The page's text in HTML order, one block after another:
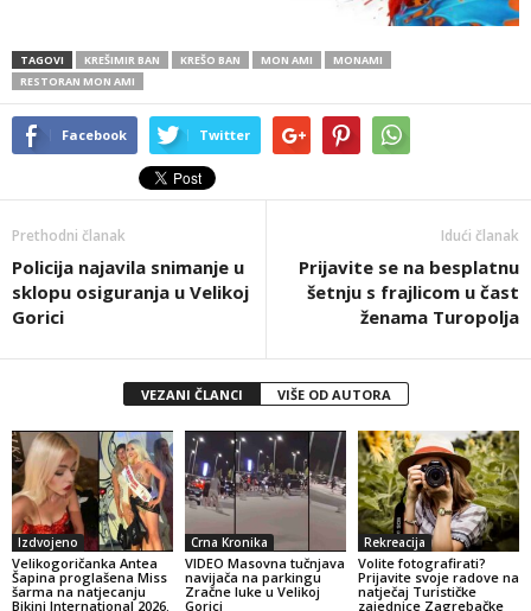
TAGOVI KREŠIMIR BAN KREŠO BAN MON AMI
MONAMI
RESTORAN MON AMI
Facebook Twitter
Prethodni članak
Policija najavila snimanje u
sklopu osiguranja u Velikoj
Gorici
Idući članak
Prijavite se na besplatnu
šetnju s frajlicom u čast
ženama Turopolja
VEZANI ČLANCI VIŠE OD AUTORA
Izdvojeno
Velikogoričanka Antea
Šapina proglašena Miss
šarma na natjecanju
Bikini International 2026.
Crna Kronika
VIDEO Masovna tučnjava
navijača na parkingu
Zračne luke u Velikoj
Gorici
Rekreacija
Volite fotografirati?
Prijavite svoje radove na
natječaj Turističke
zajednice Zagrebačke